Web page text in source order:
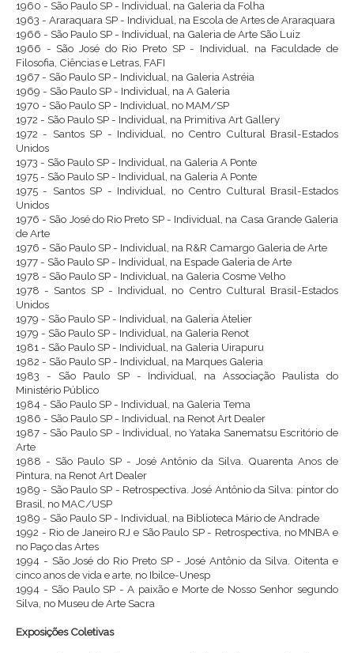
1960 - São Paulo SP - Individual, na Galeria da Folha
1963 - Araraquara SP - Individual, na Escola de Artes de Araraquara
1966 - São Paulo SP - Individual, na Galeria de Arte São Luiz
1966 - São José do Rio Preto SP - Individual, na Faculdade de
Filosofia, Ciências e Letras, FAFI
1967 - São Paulo SP - Individual, na Galeria Astréia
1969 - São Paulo SP - Individual, na A Galeria
1970 - São Paulo SP - Individual, no MAM/SP
1972 - São Paulo SP - Individual, na Primitiva Art Gallery
1972 - Santos SP - Individual, no Centro Cultural Brasil-Estados
Unidos
1973 - São Paulo SP - Individual, na Galeria A Ponte
1975 - São Paulo SP - Individual, na Galeria A Ponte
1975 - Santos SP - Individual, no Centro Cultural Brasil-Estados
Unidos
1976 - São José do Rio Preto SP - Individual, na Casa Grande Galeria
de Arte
1976 - São Paulo SP - Individual, na R&R Camargo Galeria de Arte
1977 - São Paulo SP - Individual, na Espade Galeria de Arte
1978 - São Paulo SP - Individual, na Galeria Cosme Velho
1978 - Santos SP - Individual, no Centro Cultural Brasil-Estados
Unidos
1979 - São Paulo SP - Individual, na Galeria Atelier
1979 - São Paulo SP - Individual, na Galeria Renot
1981 - São Paulo SP - Individual, na Galeria Uirapuru
1982 - São Paulo SP - Individual, na Marques Galeria
1983 - São Paulo SP - Individual, na Associação Paulista do
Ministério Público
1984 - São Paulo SP - Individual, na Galeria Tema
1986 - São Paulo SP - Individual, na Renot Art Dealer
1987 - São Paulo SP - Individual, no Yataka Sanematsu Escritório de
Arte
1988 - São Paulo SP - José Antônio da Silva. Quarenta Anos de
Pintura, na Renot Art Dealer
1989 - São Paulo SP - Retrospectiva. José Antônio da Silva: pintor do
Brasil, no MAC/USP
1989 - São Paulo SP - Individual, na Biblioteca Mário de Andrade
1992 - Rio de Janeiro RJ e São Paulo SP - Retrospectiva, no MNBA e
no Paço das Artes
1994 - São José do Rio Preto SP - José Antônio da Silva. Oitenta e
cinco anos de vida e arte, no Ibilce-Unesp
1994 - São Paulo SP - A paixão e Morte de Nosso Senhor segundo
Silva, no Museu de Arte Sacra
Exposições Coletivas